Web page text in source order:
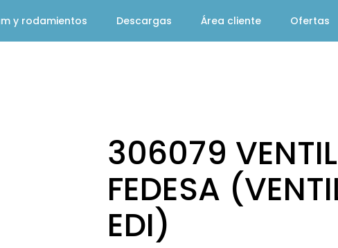
y rodamientos Descargas Área cliente Ofertas
306079
FEDESA
EDI)